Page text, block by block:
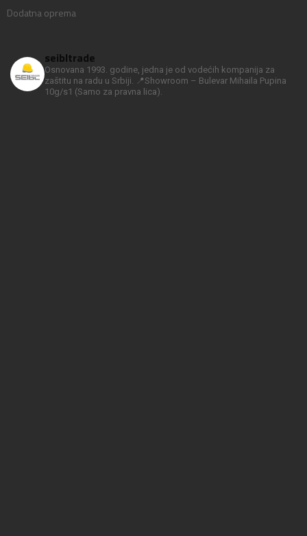
Dodatna oprema
seibltrade
Osnovana 1993. godine, jedna je od vodećih kompanija za
zaštitu na radu u Srbiji.
📍Showroom – Bulevar Mihaila Pupina
10g/s1 (Samo za pravna lica).